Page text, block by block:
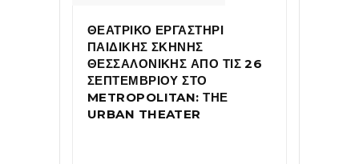
ΘΕΑΤΡΙΚΟ ΕΡΓΑΣΤΗΡΙ
ΠΑΙΔΙΚΗΣ ΣΚΗΝΗΣ
ΘΕΣΣΑΛΟΝΙΚΗΣ ΑΠΟ ΤΙΣ 26
ΣΕΠΤΕΜΒΡΙΟΥ ΣΤΟ
METROPOLITAN: ΤΗΕ
URBAN THEATER